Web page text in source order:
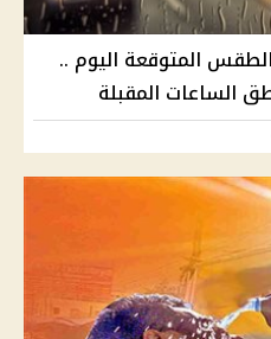
المتوقعة اليوم ..
الساعات المقبلة